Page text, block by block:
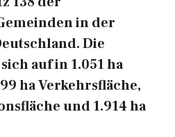
in der
Die
auf in 1.051 ha
ha Verkehrsfläche,
und 1.914 ha